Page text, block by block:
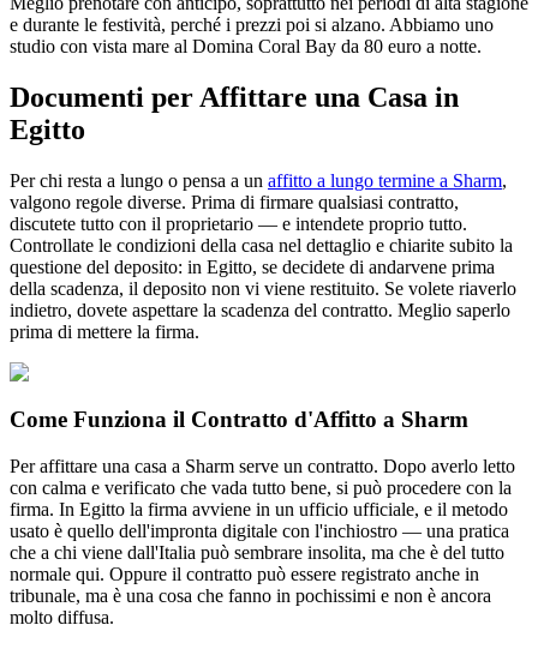
e durante le festività, perché i prezzi poi si alzano. Abbiamo uno
studio con vista mare al Domina Coral Bay da 80 euro a notte.
Documenti per Affittare una Casa in
Egitto
Per chi resta a lungo o pensa a un affitto a lungo termine a Sharm,
valgono regole diverse. Prima di firmare qualsiasi contratto,
discutete tutto con il proprietario — e intendete proprio tutto.
Controllate le condizioni della casa nel dettaglio e chiarite subito la
questione del deposito: in Egitto, se decidete di andarvene prima
della scadenza, il deposito non vi viene restituito. Se volete riaverlo
indietro, dovete aspettare la scadenza del contratto. Meglio saperlo
prima di mettere la firma.
Come Funziona il Contratto d'Affitto a Sharm
Per affittare una casa a Sharm serve un contratto. Dopo averlo letto
con calma e verificato che vada tutto bene, si può procedere con la
firma. In Egitto la firma avviene in un ufficio ufficiale, e il metodo
usato è quello dell'impronta digitale con l'inchiostro — una pratica
che a chi viene dall'Italia può sembrare insolita, ma che è del tutto
normale qui. Oppure il contratto può essere registrato anche in
tribunale, ma è una cosa che fanno in pochissimi e non è ancora
molto diffusa.